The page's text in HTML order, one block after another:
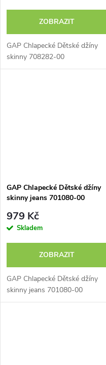
ZOBRAZIT
GAP Chlapecké Dětské džíny
skinny 708282-00
GAP Chlapecké Dětské džíny
skinny jeans 701080-00
979 Kč
Skladem
ZOBRAZIT
GAP Chlapecké Dětské džíny
skinny jeans 701080-00